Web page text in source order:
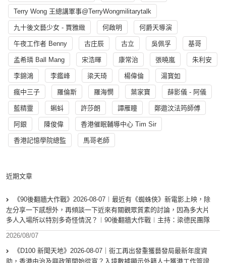
Terry Wong 王總講軍事@TerryWongmilitarytalk
九十後文藝少女 - 賈雅緻 何啟明 何爵天導演
午夜工作者 Benny 古庄辰 古立 吳佩孚 基哥
孟希璘 Ball Mang 宋浩暉 康常治 張曉嵐 朱利安
李錦鴻 李鑑峰 梁天琦 楊偉倫 湯寳如
瘋中三子 羅倫斯 羅海憫 葉家寶 薛影儀 - 阿儀
藍精靈 蝌蚪 許莎朗 譚雁瞳 鄭遨汶法筠師傅
阿銀 陳俊偉 香港催眠輔導中心 Tim Sir
香港記憶學院總監 馬哥老師
近期文章
《90後翻牆大作戰》2026-08-07︱最近有《蜘蛛俠》新電影上映，除
左分享一下感想外，再傾談一下近來有關觀眾質素的討論，因為多大片
多人入場所以特別多奇怪情況？︱90後翻牆大作戰︱主持：梁德民團隊
2026/08/07
《D100 新聞天地》2026-08-07｜街工再出發重獲藝發局最新年度資
助，香港由治及興政策開始從寬？入境數據顯示外籍人士獲港工作簽證